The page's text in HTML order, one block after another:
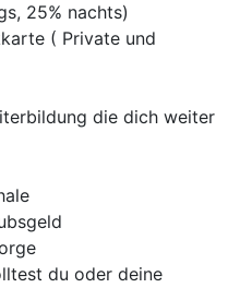
25% nachts)
( Private und
die dich weiter
du oder deine